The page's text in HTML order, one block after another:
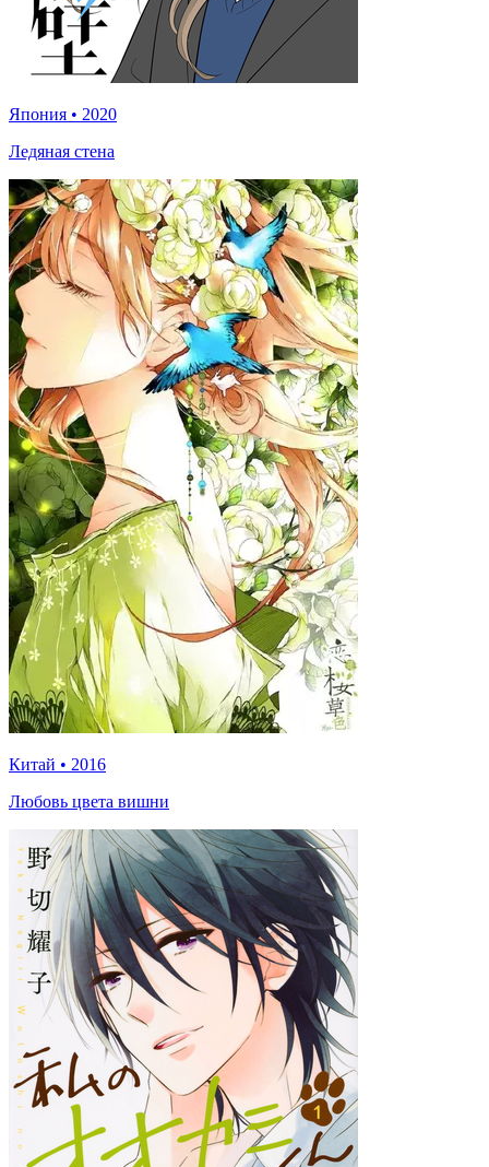
Япония • 2020
Ледяная стена
Китай • 2016
Любовь цвета вишни